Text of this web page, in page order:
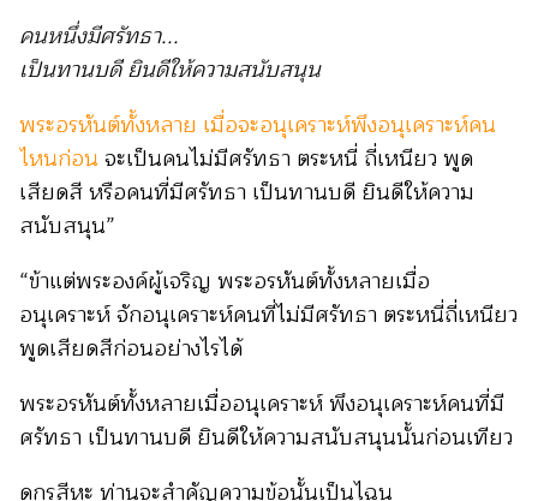
คนหนึ่งมีศรัทธา...
เป็นทานบดี ยินดีให้ความสนับสนุน
พระอรหันต์ทั้งหลาย เมื่อจะอนุเคราะห์พึงอนุเคราะห์คน
ไหนก่อน จะเป็นคนไม่มีศรัทธา ตระหนี่ ถี่เหนียว พูด
เสียดสี หรือคนที่มีศรัทธา เป็นทานบดี ยินดีให้ความ
สนับสนุน”
“ข้าแต่พระองค์ผู้เจริญ พระอรหันต์ทั้งหลายเมื่อ
อนุเคราะห์ จักอนุเคราะห์คนที่ไม่มีศรัทธา ตระหนี่ถี่เหนียว
พูดเสียดสีก่อนอย่างไรได้
พระอรหันต์ทั้งหลายเมื่ออนุเคราะห์ พึงอนุเคราะห์คนที่มี
ศรัทธา เป็นทานบดี ยินดีให้ความสนับสนุนนั้นก่อนเทียว
ดูกรสีหะ ท่านจะสำคัญความข้อนั้นเป็นไฉน